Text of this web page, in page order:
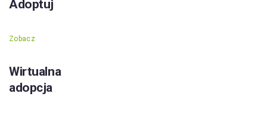
Adoptuj
Zobacz
Wirtualna
adopcja